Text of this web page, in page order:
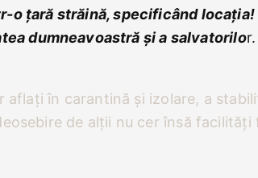
o țară străină, specificând
dumneavoastră și a salvatorilor.
în carantină și izolare, a
de alții nu cer însă